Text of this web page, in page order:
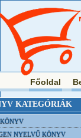
Főoldal
KATEGÓRIÁK
NYELVŰ KÖNYV